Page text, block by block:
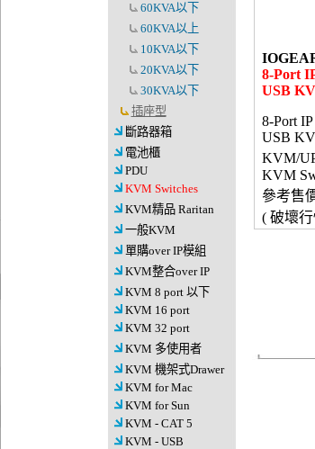
60KVA以下
60KVA以上
10KVA以下
20KVA以下
30KVA以下
插座型
斷路器箱
電池櫃
PDU
KVM Switches
KVM精品 Raritan
一般KVM
單購over IP模組
KVM整合over IP
KVM 8 port 以下
KVM 16 port
KVM 32 port
KVM 多使用者
KVM 機架式Drawer
KVM for Mac
KVM for Sun
KVM - CAT 5
KVM - USB
8-Port
USB
8-Port
USB
KVM/
KVM
參考售
( 破壞